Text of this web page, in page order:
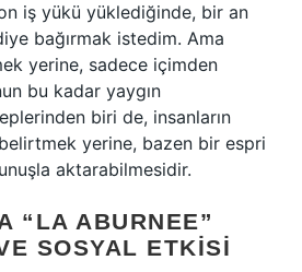
iş yükü yüklediğinde, bir an
bağırmak istedim. Ama
yerine, sadece içimden
bu kadar yaygın
biri de, insanların
yerine, bazen bir espri
aktarabilmesidir.
“LA ABURNEE”
SOSYAL ETKISI